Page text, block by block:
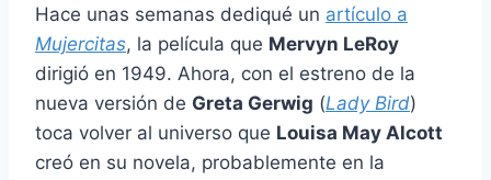
Hace unas semanas dediqué un artículo a
Mujercitas, la película que Mervyn LeRoy
dirigió en 1949. Ahora, con el estreno de la
nueva versión de Greta Gerwig (Lady Bird)
toca volver al universo que Louisa May Alcott
creó en su novela, probablemente en la